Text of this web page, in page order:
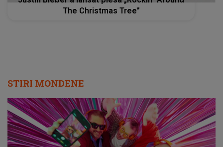
The Christmas Tree”
STIRI MONDENE